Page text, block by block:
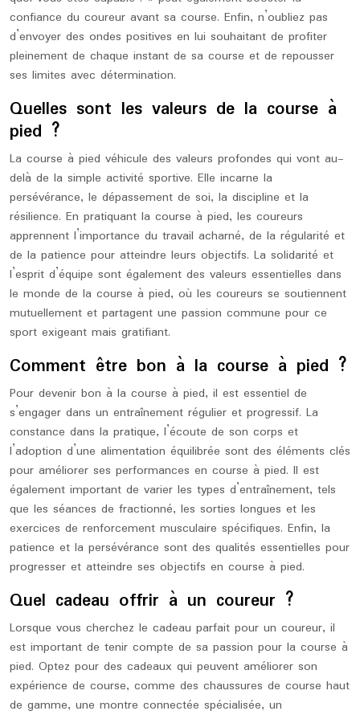
confiance du coureur avant sa course. Enfin, n’oubliez pas
d’envoyer des ondes positives en lui souhaitant de profiter
pleinement de chaque instant de sa course et de repousser
ses limites avec détermination.
Quelles sont les valeurs de la course à
pied ?
La course à pied véhicule des valeurs profondes qui vont au-
delà de la simple activité sportive. Elle incarne la
persévérance, le dépassement de soi, la discipline et la
résilience. En pratiquant la course à pied, les coureurs
apprennent l’importance du travail acharné, de la régularité et
de la patience pour atteindre leurs objectifs. La solidarité et
l’esprit d’équipe sont également des valeurs essentielles dans
le monde de la course à pied, où les coureurs se soutiennent
mutuellement et partagent une passion commune pour ce
sport exigeant mais gratifiant.
Comment être bon à la course à pied ?
Pour devenir bon à la course à pied, il est essentiel de
s’engager dans un entraînement régulier et progressif. La
constance dans la pratique, l’écoute de son corps et
l’adoption d’une alimentation équilibrée sont des éléments clés
pour améliorer ses performances en course à pied. Il est
également important de varier les types d’entraînement, tels
que les séances de fractionné, les sorties longues et les
exercices de renforcement musculaire spécifiques. Enfin, la
patience et la persévérance sont des qualités essentielles pour
progresser et atteindre ses objectifs en course à pied.
Quel cadeau offrir à un coureur ?
Lorsque vous cherchez le cadeau parfait pour un coureur, il
est important de tenir compte de sa passion pour la course à
pied. Optez pour des cadeaux qui peuvent améliorer son
expérience de course, comme des chaussures de course haut
de gamme, une montre connectée spécialisée, un